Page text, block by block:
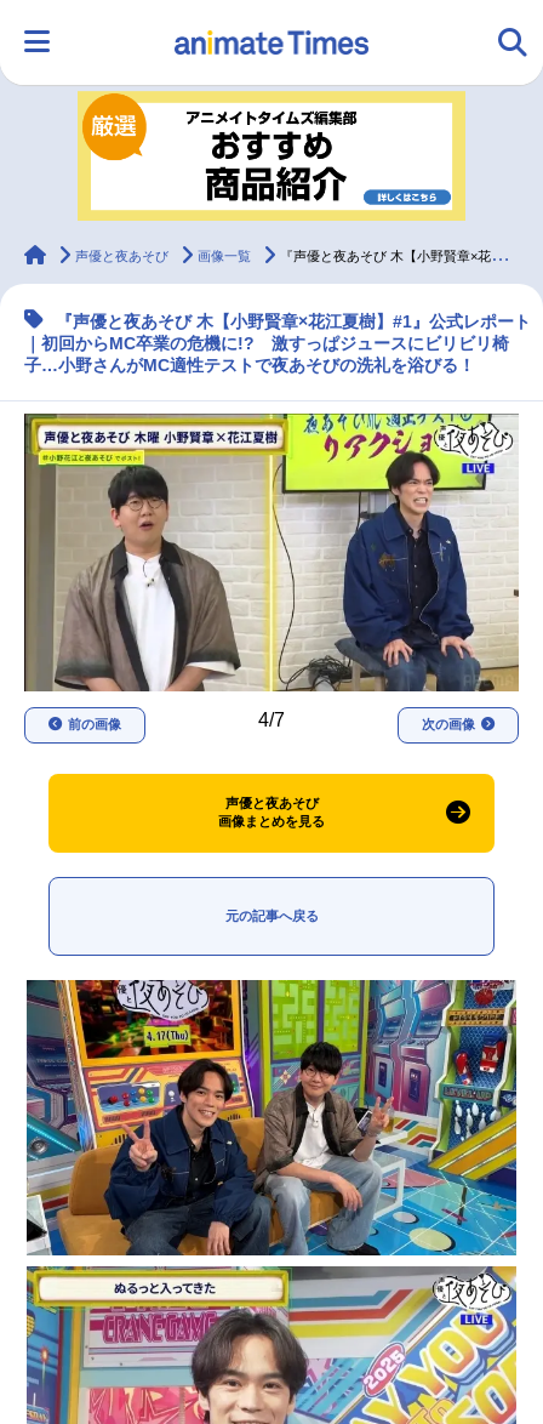
ランキング アニメ
ラジオ みんなの声
マンガ・ラノベ ゲーム・アプリ 音楽 コスプレ
2.5次元 配信・Vtuber トレンド 無料マンガ
最新記事一覧
アニメ記事一覧 声優記事一覧
アニメ映画一覧 実写化映画一覧
今期アニメ曜日別一覧
春アニメ 夏アニメ
秋アニメ
animateTimes
声優と夜あそび 画像一覧 『声優と夜あそび 木【小野賢章×花江夏樹】#1』公式レポ到着
『声優と夜あそび 木【小野賢章×花江夏樹】#1』公式レポート
｜初回からMC卒業の危機に!? 激すっぱジュースにビリビリ椅
子…小野さんがMC適性テストで夜あそびの洗礼を浴びる！
4/7
前の画像 次の画像
声優と夜あそび
画像まとめを見る
元の記事へ戻る